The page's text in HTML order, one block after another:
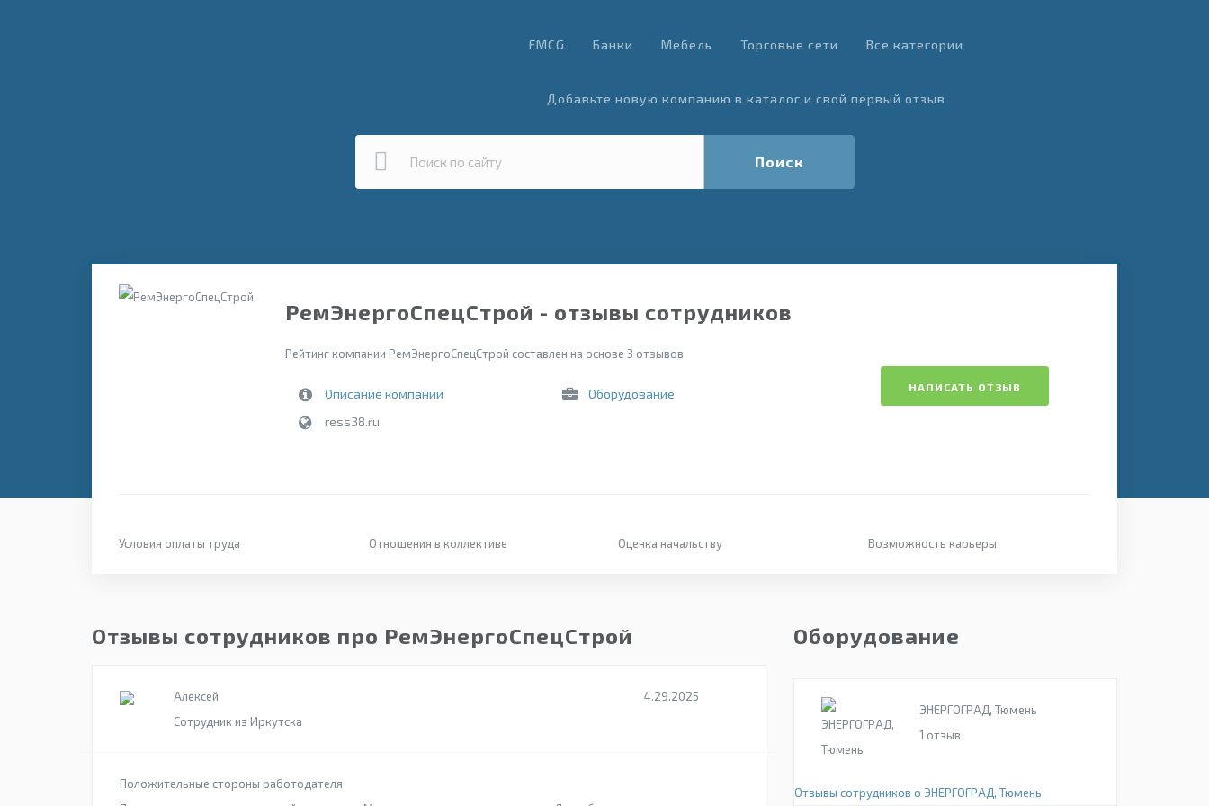
FMCG Банки Мебель Торговые сети Все категории
Добавьте новую компанию в каталог и свой первый отзыв
Поиск
РемЭнергоСпецСтрой - отзывы сотрудников
Рейтинг компании РемЭнергоСпецСтрой составлен на основе 3 отзывов
Описание компании
Оборудование
ress38.ru
НАПИСАТЬ ОТЗЫВ
Условия оплаты труда Отношения в коллективе Оценка начальству Возможность карьеры
Отзывы сотрудников про РемЭнергоСпецСтрой
Алексей
Сотрудник из Иркутска
4.29.2025
Положительные стороны работодателя
Оборудование
ЭНЕРГОГРАД, Тюмень
1 отзыв
Отзывы сотрудников о ЭНЕРГОГРАД, Тюмень